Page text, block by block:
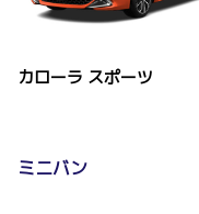
カローラ スポーツ
ミニバン